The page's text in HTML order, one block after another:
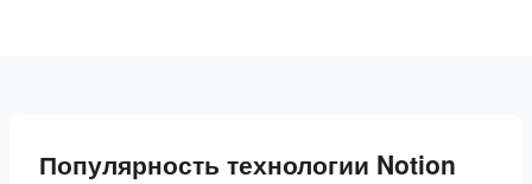
Популярность технологии Notion